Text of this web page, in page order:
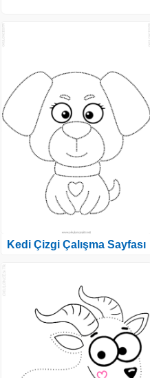
Kedi Çizgi Çalışma Sayfası